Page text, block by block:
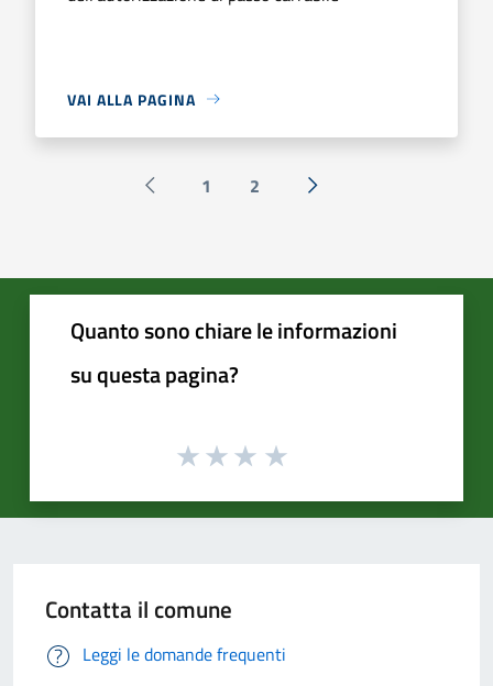
VAI ALLA PAGINA
Pagina precedente
1 2 Successiva »
Quanto sono chiare le informazioni
su questa pagina?
Contatta il comune
Leggi le domande frequenti